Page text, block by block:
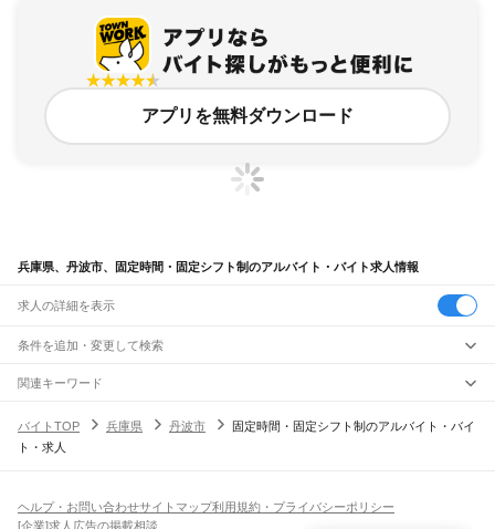
アプリを無料ダウンロード
兵庫県、丹波市、固定時間・固定シフト制のアルバイト・バイト求人情報
求人の詳細を表示
条件を追加・変更して検索
市区町村を追加・変更
兵庫県すべて
神戸市
西脇市宝塚市三木市高砂市川西市小野市三田市加西市丹波篠山市
駅を追加・変更
職種を追加・変更
飲食・フードサービスすべて
ホールスタッフキッチンスタッフ
人気
関連キーワード
兵庫県 丹波市 スキマ時間兵庫県 固定時間・固定シフト制 土日祝休み
愛知県 固定時間・固定シフト制 時間固定シフト
バイトTOP 兵庫県 丹波市
固定時間・固定シフト制のアルバイト・バイ
ト・求人
ヘルプ・お問い合わせサイトマップ利用規約・プライバシーポリシー
[企業]求人広告の掲載相談